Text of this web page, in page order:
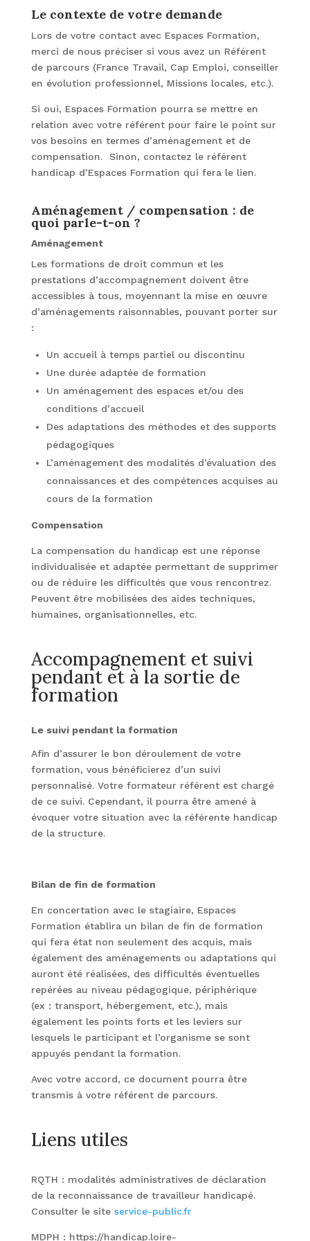
Le contexte de votre demande
Lors de votre contact avec Espaces Formation,
merci de nous préciser si vous avez un Référent
de parcours (France Travail, Cap Emploi, conseiller
en évolution professionnel, Missions locales, etc.).
Si oui, Espaces Formation pourra se mettre en
relation avec votre référent pour faire le point sur
vos besoins en termes d’aménagement et de
compensation. Sinon, contactez le référent
handicap d’Espaces Formation qui fera le lien.
Aménagement / compensation : de
quoi parle-t-on ?
Aménagement
Les formations de droit commun et les
prestations d’accompagnement doivent être
accessibles à tous, moyennant la mise en œuvre
d’aménagements raisonnables, pouvant porter sur
:
Un accueil à temps partiel ou discontinu
Une durée adaptée de formation
Un aménagement des espaces et/ou des
conditions d’accueil
Des adaptations des méthodes et des supports
pédagogiques
L’aménagement des modalités d’évaluation des
connaissances et des compétences acquises au
cours de la formation
Compensation
La compensation du handicap est une réponse
individualisée et adaptée permettant de supprimer
ou de réduire les difficultés que vous rencontrez.
Peuvent être mobilisées des aides techniques,
humaines, organisationnelles, etc.
Accompagnement et suivi
pendant et à la sortie de
formation
Le suivi pendant la formation
Afin d’assurer le bon déroulement de votre
formation, vous bénéficierez d’un suivi
personnalisé. Votre formateur référent est chargé
de ce suivi. Cependant, il pourra être amené à
évoquer votre situation avec la référente handicap
de la structure.
Bilan de fin de formation
En concertation avec le stagiaire, Espaces
Formation établira un bilan de fin de formation
qui fera état non seulement des acquis, mais
également des aménagements ou adaptations qui
auront été réalisées, des difficultés éventuelles
repérées au niveau pédagogique, périphérique
(ex : transport, hébergement, etc.), mais
également les points forts et les leviers sur
lesquels le participant et l’organisme se sont
appuyés pendant la formation.
Avec votre accord, ce document pourra être
transmis à votre référent de parcours.
Liens utiles
RQTH : modalités administratives de déclaration
de la reconnaissance de travailleur handicapé.
Consulter le site service-public.fr
MDPH : https://handicap.loire-